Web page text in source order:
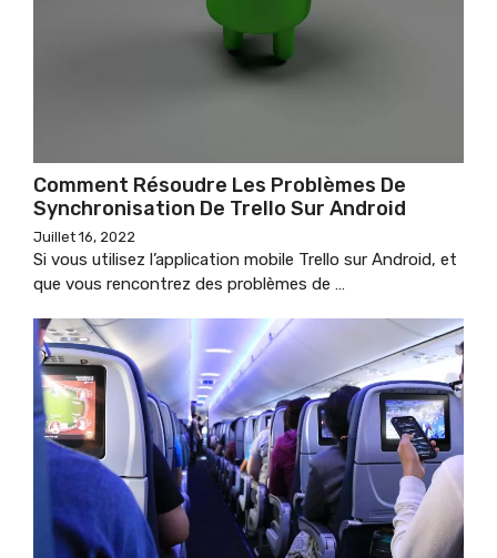
Comment Résoudre Les Problèmes De
Synchronisation De Trello Sur Android
Juillet 16, 2022
Si vous utilisez l’application mobile Trello sur Android, et
que vous rencontrez des problèmes de …